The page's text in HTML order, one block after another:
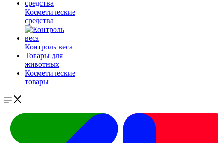
Косметические
средства
Контроль веса
Товары для
животных
Косметические
товары